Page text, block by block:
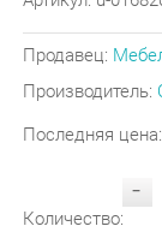
Продавец:
Производитель:
Последняя цена:
-